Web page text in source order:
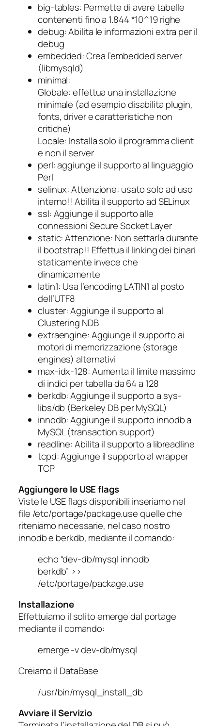
big-tables: Permette di avere tabelle
contenenti fino a 1.844 *10^19 righe
debug: Abilita le informazioni extra per il
debug
embedded: Crea l’embedded server
(libmysqld)
minimal:
Globale: effettua una installazione
minimale (ad esempio disabilita plugin,
fonts, driver e caratteristiche non
critiche)
Locale: Installa solo il programma client
e non il server
perl: aggiunge il supporto al linguaggio
Perl
selinux: Attenzione: usato solo ad uso
interno!! Abilita il supporto ad SELinux
ssl: Aggiunge il supporto alle
connessioni Secure Socket Layer
static: Attenzione: Non settarla durante
il bootstrap!! Effettua il linking dei binari
staticamente invece che
dinamicamente
latin1: Usa l’encoding LATIN1 al posto
dell’UTF8
cluster: Aggiunge il supporto al
Clustering NDB
extraengine: Aggiunge il supporto ai
motori di memorizzazione (storage
engines) alternativi
max-idx-128: Aumenta il limite massimo
di indici per tabella da 64 a 128
berkdb: Aggiunge il supporto a sys-
libs/db (Berkeley DB per MySQL)
innodb: Aggiunge il supporto innodb a
MySQL (transaction support)
readline: Abilita il supporto a libreadline
tcpd: Aggiunge il supporto al wrapper
TCP
Aggiungere le USE flags
Viste le USE flags disponibili inseriamo nel
file /etc/portage/package.usequelle che
riteniamo necessarie, nel caso nostro
innodb e berkdb, mediante il comando:
echo “dev-db/mysql innodb
berkdb” >>
/etc/portage/package.use
Installazione
Effettuiamo il solito emerge dal portage
mediante il comando:
emerge -v dev-db/mysql
Creiamo il DataBase
/usr/bin/mysql_install_db
Avviare il Servizio